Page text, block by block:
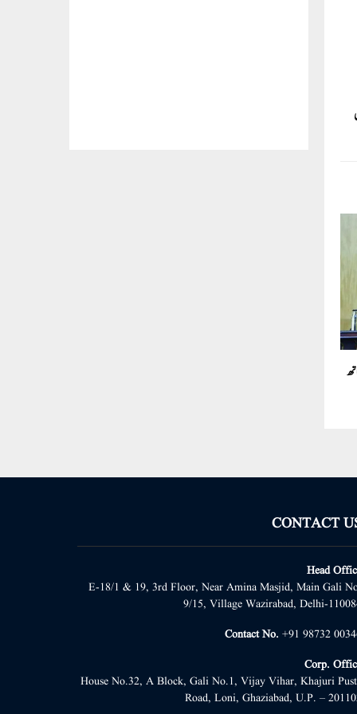
CONTACT
Head
E-18/1 & 19, 3rd Floor, Near Amina Masjid, Main Gali
9/15, Village Wazirabad, Delhi-
Contact No. +91 98732
Corp.
House No.32, A Block, Gali No.1, Vijay Vihar, Khajuri
Road, Loni, Ghaziabad, U.P. –